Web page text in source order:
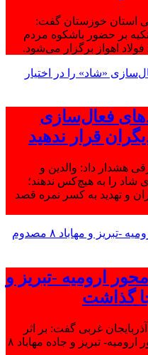
استان خوزستان گفت:
بر حضور باشکوه مردم
اهواز برگزار می‌شود.
فعال‌سازی
قرار ندهید
هشدار داد: والدین و
شاد را به هیچ‌کس ندهند؛
و تهدید به کسر نمره قصد
ارومیه -تبریز و
غربی گفت: بر اثر
بروز دو سانحه تصادف در محور ارومیه- تبریز و جاده مهاباد ۸